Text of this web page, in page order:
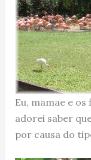
Eu, mamae e
adorei saber
por causa do